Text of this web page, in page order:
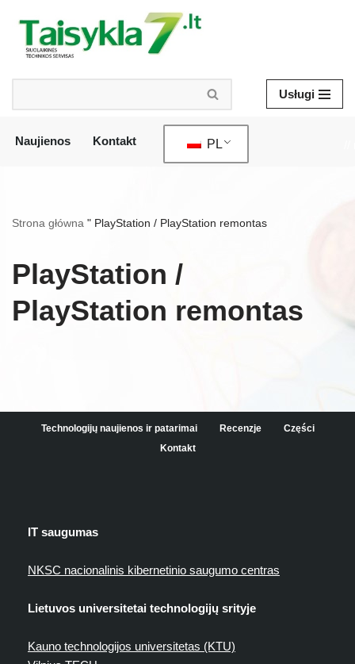
Przejdź
treści
Usługi
Naujienos Kontakt PL
Strona główna " PlayStation / PlayStation remontas
PlayStation /
PlayStation remontas
Technologijų naujienos ir patarimai Recenzje
Części
Kontakt
IT saugumas
NKSC nacionalinis kibernetinio saugumo centras
Lietuvos universitetai technologijų srityje
Kauno technologijos universitetas (KTU)